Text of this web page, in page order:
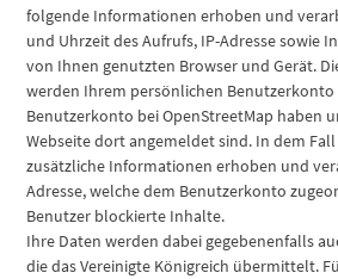
folgende Informationen erhoben und
und Uhrzeit des Aufrufs, IP-Adresse sowie
von Ihnen genutzten Browser und Gerät.
werden Ihrem persönlichen Benutzerkonto
Benutzerkonto bei OpenStreetMap haben
Webseite dort angemeldet sind. In dem
zusätzliche Informationen erhoben und
Adresse, welche dem Benutzerkonto
Benutzer blockierte Inhalte.
Ihre Daten werden dabei gegebenenfalls
die das Vereinigte Königreich übermittelt.